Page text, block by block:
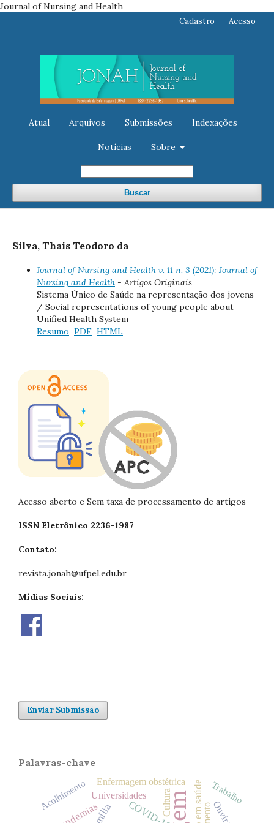
Journal of Nursing and Health
Atual Arquivos Submissões Indexações
Notícias Sobre
Buscar
Cadastro Acesso
Silva, Thais Teodoro da
Journal of Nursing and Health v. 11 n. 3 (2021): Journal of
Nursing and Health - Artigos Originais
Sistema Único de Saúde na representação dos jovens
/ Social representations of young people about
Unified Health System
Resumo PDF HTML
Acesso aberto e Sem taxa de processamento de artigos
ISSN Eletrônico 2236-1987
Contato:
revista.jonah@ufpel.edu.br
Mídias Sociais:
Enviar Submissão
Palavras-chave
COVID-19
Enfermagem obstétrica
Acolhimento Universidades Trabalho
Cultura